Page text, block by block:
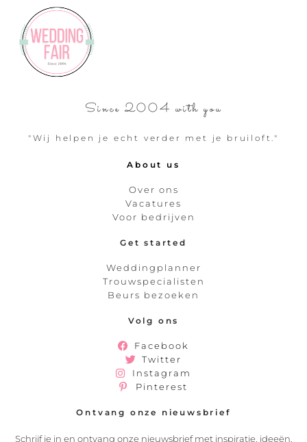
Since 2004 with you
"Wij helpen je echt verder met je bruiloft."
About us
Over ons
Vacatures
Voor bedrijven
Get started
Weddingplanner
Trouwspecialisten
Beurs bezoeken
Volg ons
Facebook
Twitter
Instagram
Pinterest
Ontvang onze nieuwsbrief
Schrijf je in en ontvang onze nieuwsbrief met inspiratie, ideeën,